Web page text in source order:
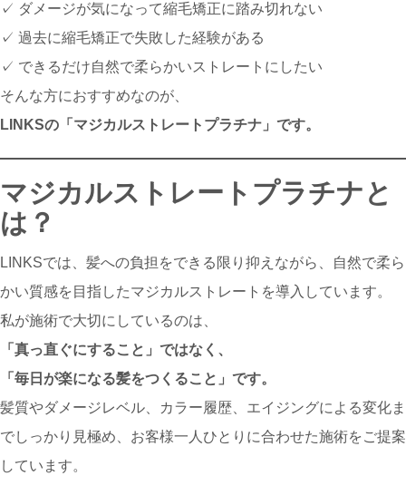
✓ ダメージが気になって縮毛矯正に踏み切れない
✓ 過去に縮毛矯正で失敗した経験がある
✓ できるだけ自然で柔らかいストレートにしたい
そんな方におすすめなのが、
LINKSの「マジカルストレートプラチナ」です。
マジカルストレートプラチナと
は？
LINKSでは、髪への負担をできる限り抑えながら、自然で柔ら
かい質感を目指したマジカルストレートを導入しています。
私が施術で大切にしているのは、
「真っ直ぐにすること」ではなく、
「毎日が楽になる髪をつくること」です。
髪質やダメージレベル、カラー履歴、エイジングによる変化ま
でしっかり見極め、お客様一人ひとりに合わせた施術をご提案
しています。